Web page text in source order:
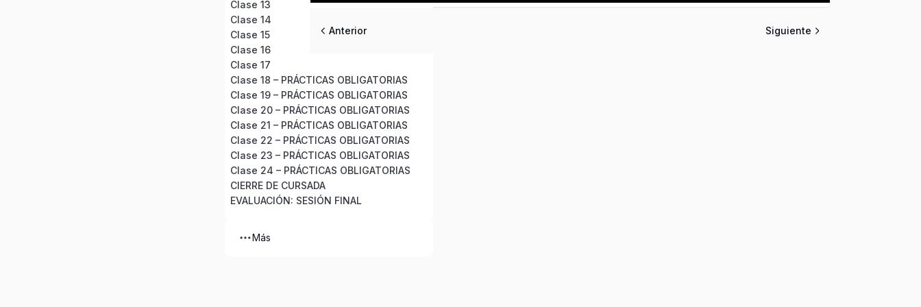
Clase 13
Clase 14
Clase 15
Clase 16
Clase 17
Clase 18 – PRÁCTICAS OBLIGATORIAS
Clase 19 – PRÁCTICAS OBLIGATORIAS
Clase 20 – PRÁCTICAS OBLIGATORIAS
Clase 21 – PRÁCTICAS OBLIGATORIAS
Clase 22 – PRÁCTICAS OBLIGATORIAS
Clase 23 – PRÁCTICAS OBLIGATORIAS
Clase 24 – PRÁCTICAS OBLIGATORIAS
CIERRE DE CURSADA
EVALUACIÓN: SESIÓN FINAL
Más
Anterior Siguiente